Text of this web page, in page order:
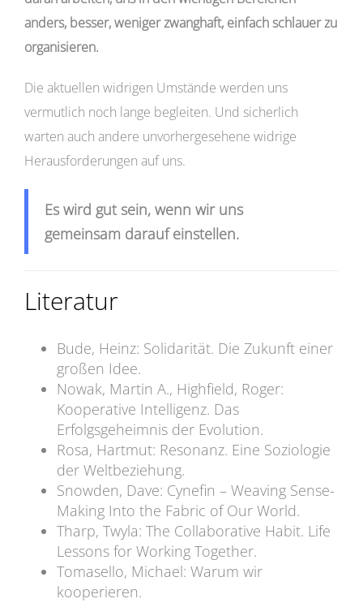
anders, besser, weniger zwanghaft, einfach schlauer zu
organisieren.
Die aktuellen widrigen Umstände werden uns
vermutlich noch lange begleiten. Und sicherlich
warten auch andere unvorhergesehene widrige
Herausforderungen auf uns.
Es wird gut sein, wenn wir uns
gemeinsam darauf einstellen.
Literatur
Bude, Heinz: Solidarität. Die Zukunft einer
großen Idee.
Nowak, Martin A., Highfield, Roger:
Kooperative Intelligenz. Das
Erfolgsgeheimnis der Evolution.
Rosa, Hartmut: Resonanz. Eine Soziologie
der Weltbeziehung.
Snowden, Dave: Cynefin – Weaving Sense-
Making Into the Fabric of Our World.
Tharp, Twyla: The Collaborative Habit. Life
Lessons for Working Together.
Tomasello, Michael: Warum wir
kooperieren.